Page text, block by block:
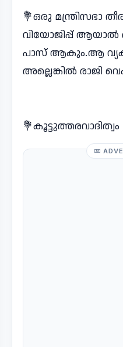
💐ഒരു മന്ത്രിസഭാ
വിയോജിപ്പ്
പാസ് ആകും.ആ
അല്ലെങ്കിൽ രാജി
💐കൂട്ടുത്തരവാദിത്വം